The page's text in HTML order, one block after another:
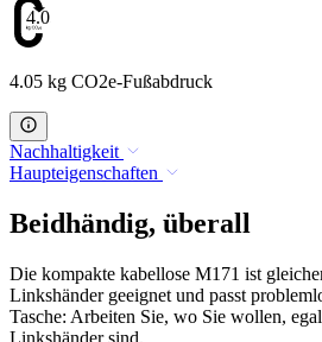
4.05
4.05 kg CO2e-Fußabdruck
Nachhaltigkeit
Haupteigenschaften
Beidhändig, überall
Die kompakte kabellose M171 ist
Linkshänder geeignet und passt
Tasche: Arbeiten Sie, wo Sie wollen,
Linkshänder sind.